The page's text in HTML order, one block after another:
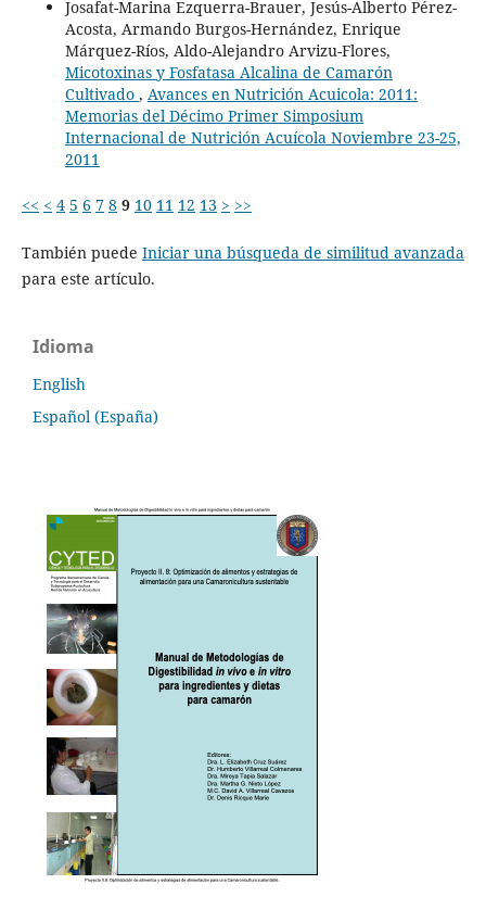
Josafat-Marina Ezquerra-Brauer, Jesús-Alberto Pérez-
Acosta, Armando Burgos-Hernández, Enrique
Márquez-Ríos, Aldo-Alejandro Arvizu-Flores,
Micotoxinas y Fosfatasa Alcalina de Camarón
Cultivado , Avances en Nutrición Acuicola: 2011:
Memorias del Décimo Primer Simposium
Internacional de Nutrición Acuícola Noviembre 23-25,
2011
<< < 4 5 6 7 8 9 10 11 12 13 > >>
También puede Iniciar una búsqueda de similitud avanzada
para este artículo.
Idioma
English
Español (España)